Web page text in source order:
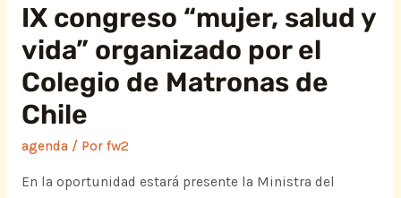
IX congreso “mujer, salud y
vida” organizado por el
Colegio de Matronas de
Chile
agenda/ Por fw2
En la oportunidad estará presente la Ministra del